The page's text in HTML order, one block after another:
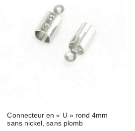
Connecteur en « U » rond 4mm
sans nickel, sans plomb